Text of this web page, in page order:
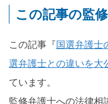
この記事の監
この記事『国選弁護士
選弁護士との違いを大
ています。
監修弁護士への法律相